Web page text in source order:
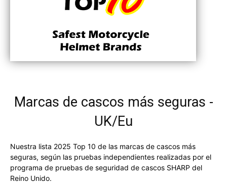
Marcas de cascos más seguras -
UK/Eu
Nuestra lista 2025 Top 10 de las marcas de cascos más
seguras, según las pruebas independientes realizadas por el
programa de pruebas de seguridad de cascos SHARP del
Reino Unido.